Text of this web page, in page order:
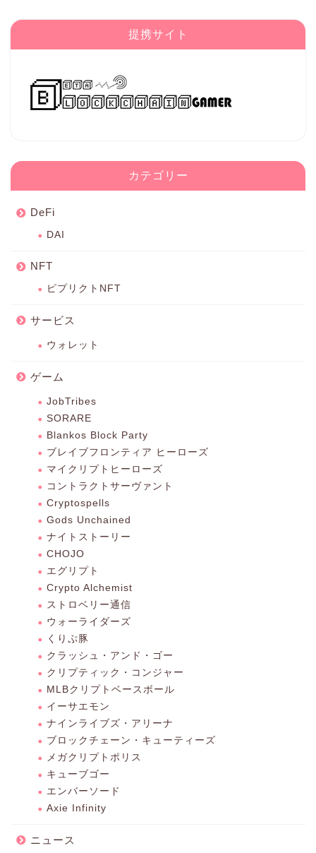
提携サイト
カテゴリー
DeFi
DAI
NFT
ピプリクトNFT
サービス
ウォレット
ゲーム
JobTribes
SORARE
Blankos Block Party
ブレイブフロンティア ヒーローズ
マイクリプトヒーローズ
コントラクトサーヴァント
Cryptospells
Gods Unchained
ナイトストーリー
CHOJO
エグリプト
Crypto Alchemist
ストロベリー通信
ウォーライダーズ
くりぷ豚
クラッシュ・アンド・ゴー
クリプティック・コンジャー
MLBクリプトベースボール
イーサエモン
ナインライブズ・アリーナ
ブロックチェーン・キューティーズ
メガクリプトポリス
キューブゴー
エンバーソード
Axie Infinity
ニュース